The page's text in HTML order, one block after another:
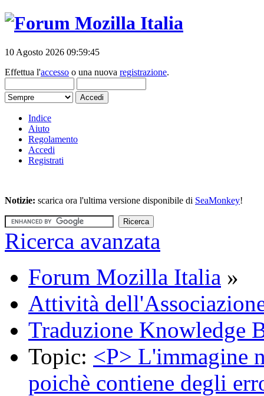
10 Agosto 2026 09:59:45
Effettua l'accesso o una nuova registrazione.
Indice
Aiuto
Regolamento
Accedi
Registrati
Notizie: scarica ora l'ultima versione disponibile di SeaMonkey!
Ricerca avanzata
Forum Mozilla Italia »
Attività
Traduzione Knowledge
Topic: <P> L'immagine
poichè contiene degli